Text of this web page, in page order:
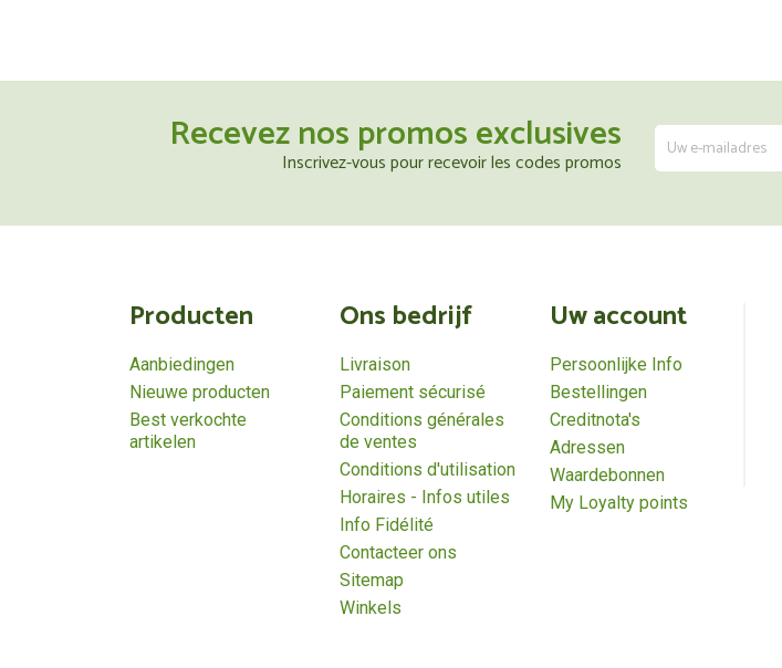
Recevez nos promos exclusives
Inscrivez-vous pour recevoir les codes promos
Producten
Aanbiedingen
Nieuwe producten
Best verkochte
artikelen
Ons bedrijf
Livraison
Paiement sécurisé
Conditions générales
de ventes
Conditions d'utilisation
Horaires - Infos utiles
Info Fidélité
Contacteer ons
Sitemap
Winkels
Uw account
Persoonlijke Info
Bestellingen
Creditnota's
Adressen
Waardebonnen
My Loyalty points